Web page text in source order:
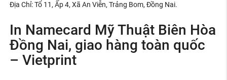
Địa Chỉ: Tổ 11, Ấp 4, Xã An Viễn, Trảng Bom, Đồng Nai.
In Namecard Mỹ Thuật Biên Hòa
Đồng Nai, giao hàng toàn quốc
– Vietprint